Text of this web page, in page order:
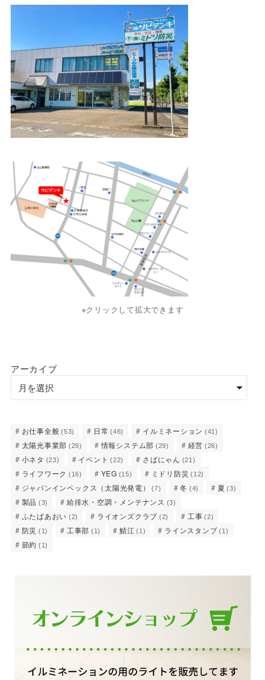
※クリックして拡大できます
アーカイブ
お仕事全般 (53) 日常 (46) イルミネーション (41)
太陽光事業部 (29) 情報システム部 (29) 経営 (26)
小ネタ (23) イベント (22) さばにゃん (21)
ライフワーク (16) YEG (15) ミドリ防災 (12)
ジャパンインペックス（太陽光発電） (7) 冬 (4) 夏 (3)
製品 (3) 給排水・空調・メンテナンス (3)
ふたばあおい (2) ライオンズクラブ (2) 工事 (2)
防災 (1) 工事部 (1) 鯖江 (1) ラインスタンプ (1)
節約 (1)